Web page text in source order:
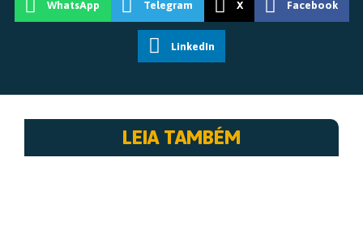
WhatsApp Telegram X Facebook
LinkedIn
LEIA TAMBÉM